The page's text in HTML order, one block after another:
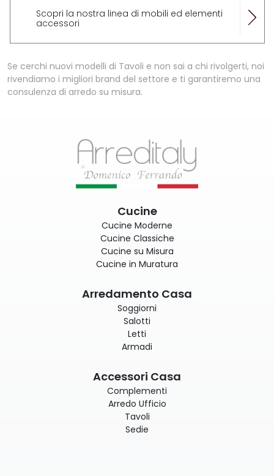
Scopri la nostra linea di mobili ed elementi
accessori
Se cerchi nuovi modelli di Tavoli e non sai a chi rivolgerti, noi
rivendiamo i migliori brand del settore e ti garantiremo una
consulenza di arredo su misura.
Cucine
Cucine Moderne
Cucine Classiche
Cucine su Misura
Cucine in Muratura
Arredamento Casa
Soggiorni
Salotti
Letti
Armadi
Accessori Casa
Complementi
Arredo Ufficio
Tavoli
Sedie